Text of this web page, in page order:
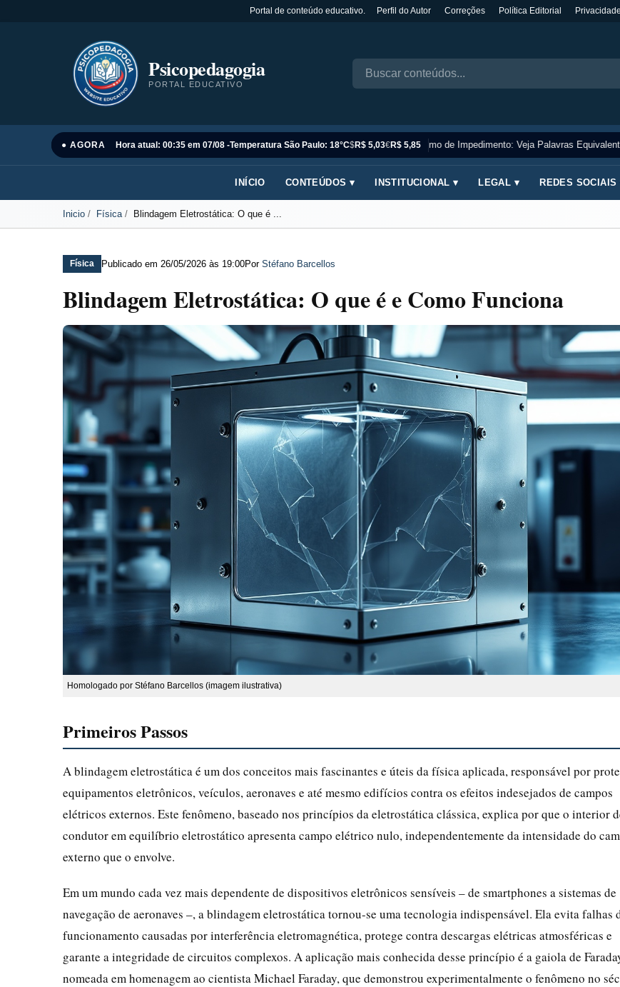
Portal de conteúdo educativo. Perfil do Autor Correções Política Editorial Privacidade
Psicopedagogia
PORTAL EDUCATIVO
● AGORA Hora atual: 00:35 em 07/08 -Temperatura São Paulo: 18°C$R$ 5,03€R$ 5,85
Sinônimo de Impedimento: Veja Palavras
INÍCIO CONTEÚDOS ▾ INSTITUCIONAL ▾ LEGAL ▾ REDES SOCIAIS
Inicio Física Blindagem Eletrostática: O que é ...
Física Publicado em 26/05/2026 às 19:00Por Stéfano Barcellos
Blindagem Eletrostática: O que é e Como Funciona
Homologado por Stéfano Barcellos (imagem ilustrativa)
Primeiros Passos
A blindagem eletrostática é um dos conceitos mais fascinantes e úteis da física aplicada, responsável por
equipamentos eletrônicos, veículos, aeronaves e até mesmo edifícios contra os efeitos indesejados de campos
elétricos externos. Este fenômeno, baseado nos princípios da eletrostática clássica, explica por que o interior
condutor em equilíbrio eletrostático apresenta campo elétrico nulo, independentemente da intensidade do
externo que o envolve.
Em um mundo cada vez mais dependente de dispositivos eletrônicos sensíveis – de smartphones a sistemas de
navegação de aeronaves –, a blindagem eletrostática tornou-se uma tecnologia indispensável. Ela evita falhas
funcionamento causadas por interferência eletromagnética, protege contra descargas elétricas atmosféricas e
garante a integridade de circuitos complexos. A aplicação mais conhecida desse princípio é a gaiola de
nomeada em homenagem ao cientista Michael Faraday, que demonstrou experimentalmente o fenômeno no